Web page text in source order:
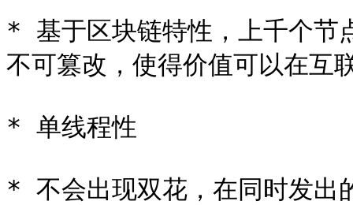
* 基于区块链特性，上千个节
不可篡改，使得价值可以在互
* 单线程性
* 不会出现双花，在同时发出